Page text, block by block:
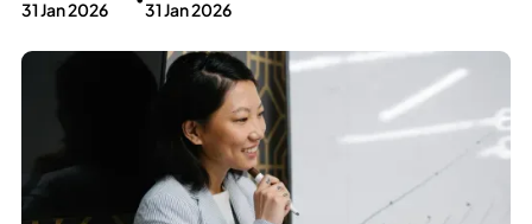
31 Jan 2026
31 Jan 2026